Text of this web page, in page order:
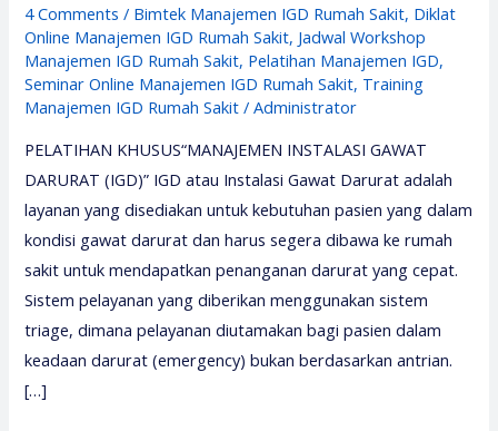
4 Comments / Bimtek Manajemen IGD Rumah Sakit, Diklat
Online Manajemen IGD Rumah Sakit, Jadwal Workshop
Manajemen IGD Rumah Sakit, Pelatihan Manajemen IGD,
Seminar Online Manajemen IGD Rumah Sakit, Training
Manajemen IGD Rumah Sakit /Administrator
PELATIHAN KHUSUS“MANAJEMEN INSTALASI GAWAT
DARURAT (IGD)” IGD atau Instalasi Gawat Darurat adalah
layanan yang disediakan untuk kebutuhan pasien yang dalam
kondisi gawat darurat dan harus segera dibawa ke rumah
sakit untuk mendapatkan penanganan darurat yang cepat.
Sistem pelayanan yang diberikan menggunakan sistem
triage, dimana pelayanan diutamakan bagi pasien dalam
keadaan darurat (emergency) bukan berdasarkan antrian.
[…]